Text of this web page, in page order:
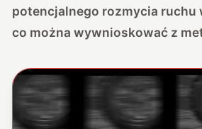
potencjalnego rozmycia ruchu
co można wywnioskować z